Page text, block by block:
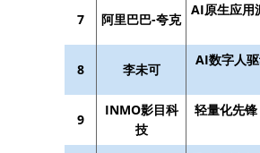
7 阿里巴巴-夸克
AI原生应用
8 李未可
AI数字人
9
INMO影目科
技
轻量化先